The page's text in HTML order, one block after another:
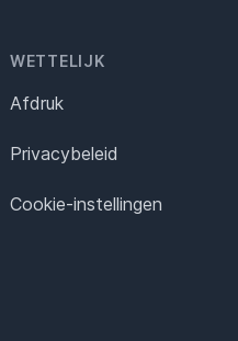
WETTELIJK
Afdruk
Privacybeleid
Cookie-instellingen